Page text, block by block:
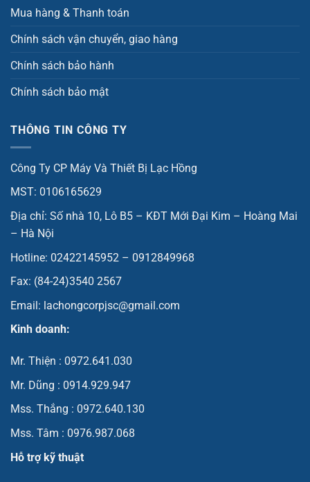
Mua hàng & Thanh toán
Chính sách vận chuyển, giao hàng
Chính sách bảo hành
Chính sách bảo mật
THÔNG TIN CÔNG TY
Công Ty CP Máy Và Thiết Bị Lạc Hồng
MST: 0106165629
Địa chỉ: Số nhà 10, Lô B5 – KĐT Mới Đại Kim – Hoàng Mai
– Hà Nội
Hotline: 02422145952 – 0912849968
Fax: (84-24)3540 2567
Email: lachongcorpjsc@gmail.com
Kinh doanh:
Mr. Thiện : 0972.641.030
Mr. Dũng : 0914.929.947
Mss. Thắng : 0972.640.130
Mss. Tâm : 0976.987.068
Hỗ trợ kỹ thuật